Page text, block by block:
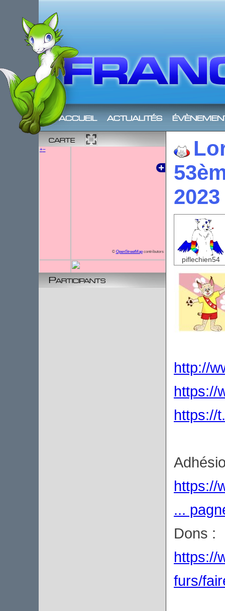
accueil actualités
carte
+−
© OpenStreetMapcontributors
Participants
2023
piflechien54
http://
https://
https://
https://
...
Dons :
https://
furs/